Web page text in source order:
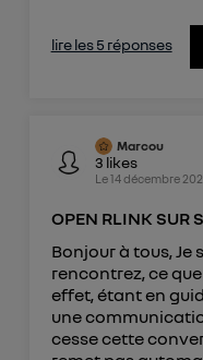
lire les 5 réponses
Marcou
3 likes
Le14 décembre
OPEN RLINK SUR
Bonjour à tous,
rencontrez, ce
effet, étant en
une
cesse cette